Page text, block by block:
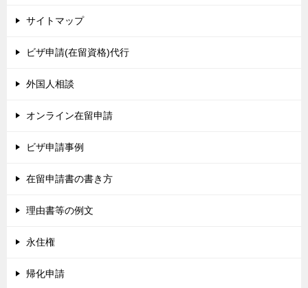
サイトマップ
ビザ申請(在留資格)代行
外国人相談
オンライン在留申請
ビザ申請事例
在留申請書の書き方
理由書等の例文
永住権
帰化申請